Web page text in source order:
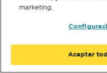
marketing.
Aceptar